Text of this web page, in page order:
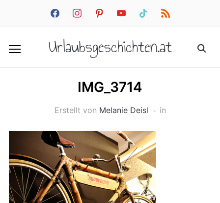
facebookinstagrampinterestyoutube tiktok rss
Urlaubsgeschichten.at
IMG_3714
Erstellt von Melanie Deisl in